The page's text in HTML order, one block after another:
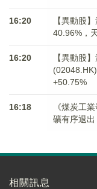
16:20
【異動股
40.96%，
16:20
【異動股
+50.75%
16:18
《煤炭工
礦有序退出
相關訊息